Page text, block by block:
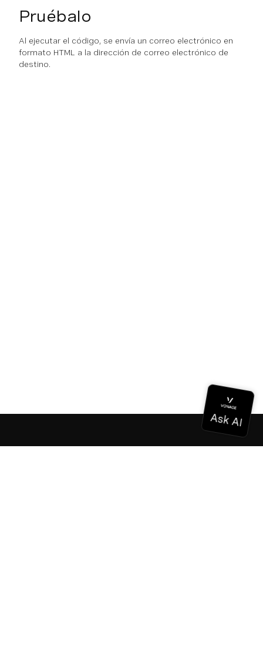
Pruébalo
Al ejecutar el código, se envía un correo electrónico en
formato HTML a la dirección de correo electrónico de
destino.